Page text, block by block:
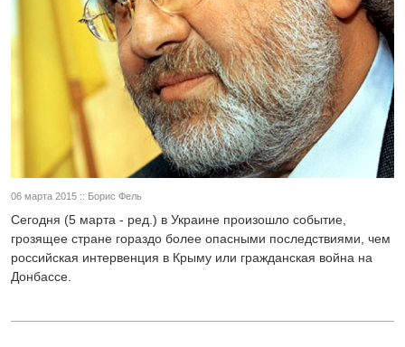
06 марта 2015 :: Борис Фель
Сегодня (5 марта - ред.) в Украине произошло событие,
грозящее стране гораздо более опасными последствиями, чем
российская интервенция в Крыму или гражданская война на
Донбассе.